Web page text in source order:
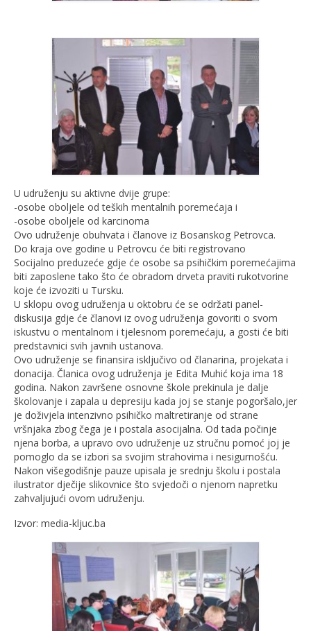
U udruženju su aktivne dvije grupe:
-osobe oboljele od teških mentalnih poremećaja i
-osobe oboljele od karcinoma
Ovo udruženje obuhvata i članove iz Bosanskog Petrovca.
Do kraja ove godine u Petrovcu će biti registrovano
Socijalno preduzeće gdje će osobe sa psihičkim poremećajima
biti zaposlene tako što će obradom drveta praviti rukotvorine
koje će izvoziti u Tursku.
U sklopu ovog udruženja u oktobru će se održati panel-
diskusija gdje će članovi iz ovog udruženja govoriti o svom
iskustvu o mentalnom i tjelesnom poremećaju, a gosti će biti
predstavnici svih javnih ustanova.
Ovo udruženje se finansira isključivo od članarina, projekata i
donacija. Članica ovog udruženja je Edita Muhić koja ima 18
godina. Nakon završene osnovne škole prekinula je dalje
školovanje i zapala u depresiju kada joj se stanje pogoršalo,jer
je doživjela intenzivno psihičko maltretiranje od strane
vršnjaka zbog čega je i postala asocijalna. Od tada počinje
njena borba, a upravo ovo udruženje uz stručnu pomoć joj je
pomoglo da se izbori sa svojim strahovima i nesigurnošću.
Nakon višegodišnje pauze upisala je srednju školu i postala
ilustrator dječije slikovnice što svjedoči o njenom napretku
zahvaljujući ovom udruženju.
Izvor: media-kljuc.ba